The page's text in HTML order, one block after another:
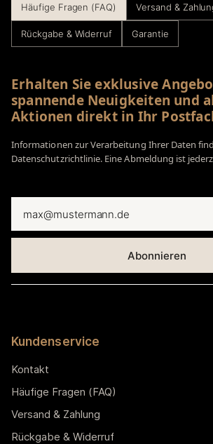
Häufige Fragen (FAQ) Versand &
Rückgabe & Widerruf Garantie
Erhalten Sie exklusive
spannende Neuigkeiten und
Aktionen direkt in Ihr
Informationen zur Verarbeitung Ihrer Daten
Datenschutzrichtlinie. Eine Abmeldung ist
Kundenservice
Kontakt
Häufige Fragen (FAQ)
Versand & Zahlung
Rückgabe & Widerruf